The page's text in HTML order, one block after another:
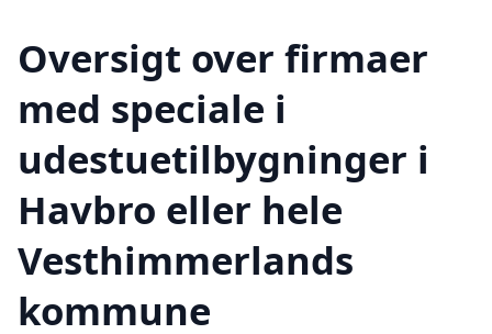
Oversigt over firmaer
med speciale i
udestuetilbygninger i
Havbro eller hele
Vesthimmerlands
kommune